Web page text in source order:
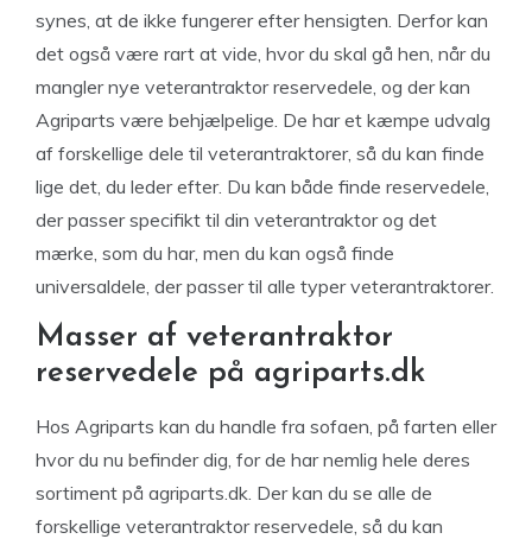
synes, at de ikke fungerer efter hensigten. Derfor kan
det også være rart at vide, hvor du skal gå hen, når du
mangler nye veterantraktor reservedele, og der kan
Agriparts være behjælpelige. De har et kæmpe udvalg
af forskellige dele til veterantraktorer, så du kan finde
lige det, du leder efter. Du kan både finde reservedele,
der passer specifikt til din veterantraktor og det
mærke, som du har, men du kan også finde
universaldele, der passer til alle typer veterantraktorer.
Masser af veterantraktor
reservedele på agriparts.dk
Hos Agriparts kan du handle fra sofaen, på farten eller
hvor du nu befinder dig, for de har nemlig hele deres
sortiment på agriparts.dk. Der kan du se alle de
forskellige veterantraktor reservedele, så du kan